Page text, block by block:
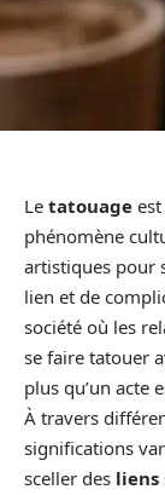
Le tatouage
phénomène
artistiques pour
lien et de
société où les
se faire tatouer
plus qu’un acte
À travers
significations
sceller des liens